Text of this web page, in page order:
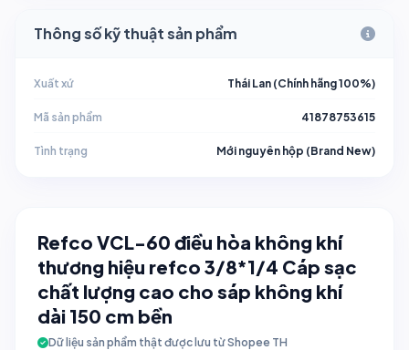
Thông số kỹ thuật sản phẩm
Xuất xứ Thái Lan (Chính hãng 100%)
Mã sản phẩm 41878753615
Tình trạng Mới nguyên hộp (Brand New)
Refco VCL-60 điều hòa không khí
thương hiệu refco 3/8*1/4 Cáp sạc
chất lượng cao cho sáp không khí
dài 150 cm bền
Dữ liệu sản phẩm thật được lưu từ Shopee TH